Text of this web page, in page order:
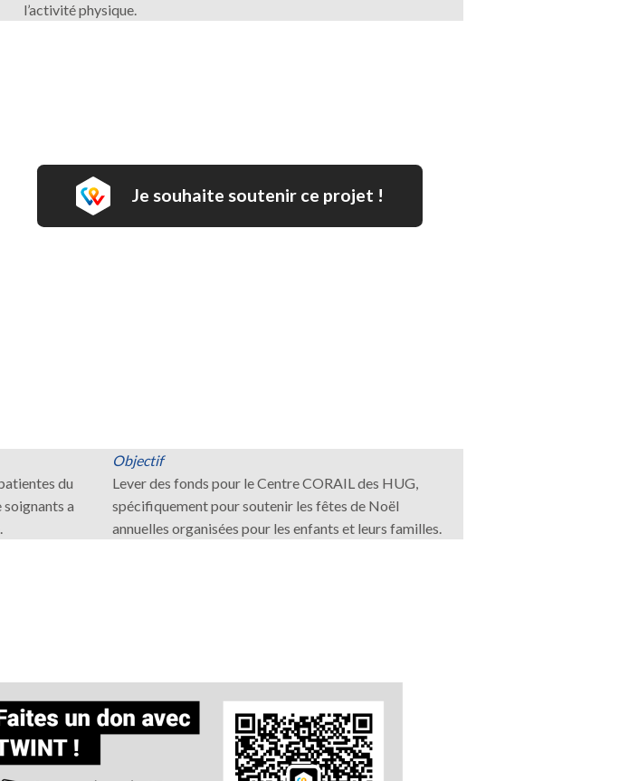
l’activité physique.
Je souhaite soutenir ce projet !
Objectif
du
a
Lever des fonds pour leCentre CORAILdes HUG,
spécifiquement pour soutenir les fêtes de Noël
annuelles organisées pour les enfants et leurs familles.